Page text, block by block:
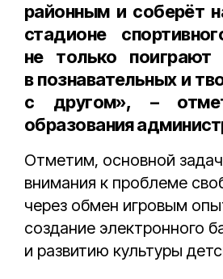
районным и соберёт
стадионе
не только
в познавательных и
с другом», –
образования
Отметим, основной
внимания к проблеме
через обмен игровым
создание электронного
и развитию культуры